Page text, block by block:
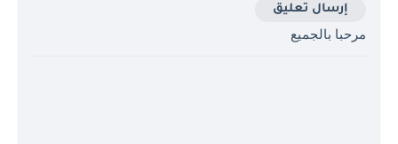
إرسال تعليق
مرحبا بالجميع